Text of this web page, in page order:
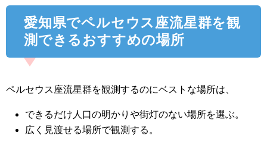
愛知県でペルセウス座流星群を観
測できるおすすめの場所
ペルセウス座流星群を観測するのにベストな場所は、
できるだけ人口の明かりや街灯のない場所を選ぶ。
広く見渡せる場所で観測する。